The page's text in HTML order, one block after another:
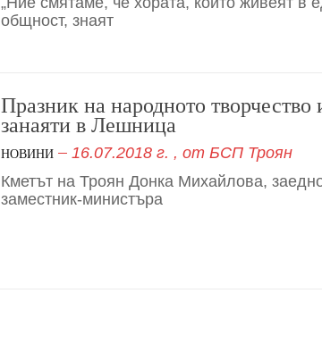
Кристиан Вигенин:
общност, знаят
Празник на народното творчество
занаяти в Лешница
НОВИНИ 16.07.2018 г. , от БСП Троян
Кметът на Троян Донка Михайлова,
заместник-министъра